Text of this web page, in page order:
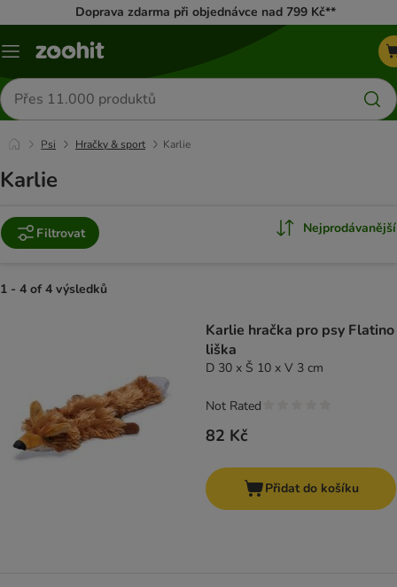
Doprava zdarma při objednávce nad 799 Kč**
Menu
Hledat
produkty
Psi Hračky & sport Karlie
Karlie
Filtrovat Nejprodávanější
1 - 4 of 4 výsledků
Karlie hračka pro psy Flatino
liška
D 30 x Š 10 x V 3 cm
82 Kč
Not Rated
Přidat do košíku